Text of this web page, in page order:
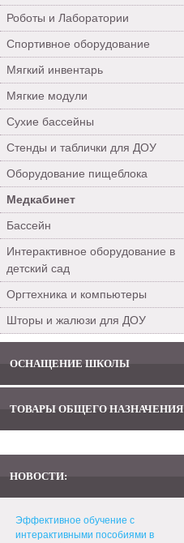
Роботы и Лаборатории
Спортивное оборудование
Мягкий инвентарь
Мягкие модули
Сухие бассейны
Стенды и таблички для ДОУ
Оборудование пищеблока
Медкабинет
Бассейн
Интерактивное оборудование в
детский сад
Оргтехника и компьютеры
Шторы и жалюзи для ДОУ
ОСНАЩЕНИЕ ШКОЛЫ
ТОВАРЫ ОБЩЕГО НАЗНАЧЕНИЯ
НОВОСТИ:
Эффективное обучение с
интерактивными пособиями в